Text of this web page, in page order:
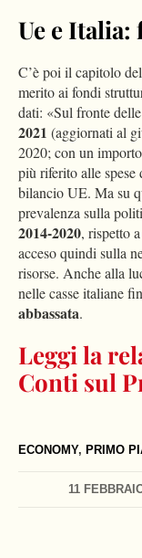
ECONOMY, PRIMO
11
Ue e
C’è poi il capitolo del
merito ai fondi
dati: «Sul fronte
2021 (aggiornati al
2020; con un
più riferito alle
bilancio UE. Ma su
prevalenza sulla
2014-2020, rispetto
acceso quindi sulla
risorse. Anche alla
nelle casse italiane
abbassata.
Leggi la
Conti sul